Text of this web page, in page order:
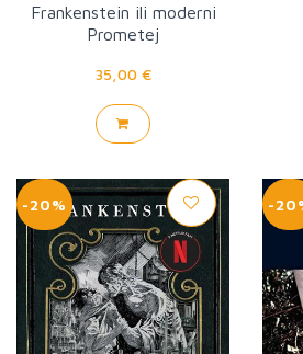
Frankenstein ili moderni
Prometej
35,00 €
-20% -